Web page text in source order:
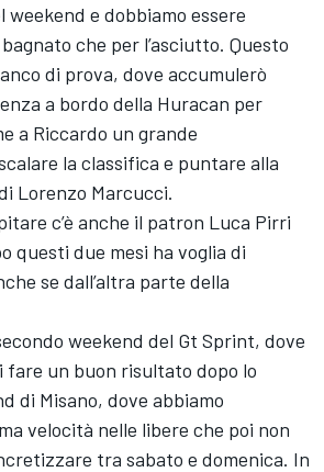
weekend e dobbiamo essere
che per l’asciutto. Questo
di prova, dove accumulerò
a bordo della Huracan per
a Riccardo un grande
la classifica e puntare alla
Lorenzo Marcucci.
c’è anche il patron Luca Pirri
questi due mesi ha voglia di
se dall’altra parte della
weekend del Gt Sprint, dove
fare un buon risultato dopo lo
di Misano, dove abbiamo
velocità nelle libere che poi non
tra sabato e domenica. In